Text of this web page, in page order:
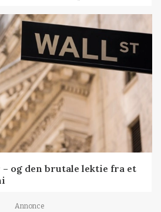
og den brutale lektie fra et
Annonce